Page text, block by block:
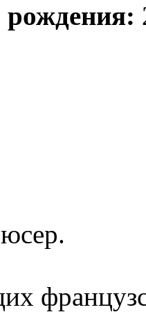
рождения: